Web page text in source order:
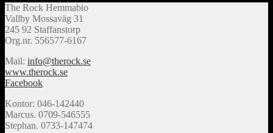
The Rock Hemmabio
Vallby Mossaväg 31
245 92 Staffanstorp
Org.nr. 556577-6167
Mail: info@therock.se
www.therock.se
Facebook
Kontor: 046-142440
Marcus. 0709-546555
Stephan. 0733-147474